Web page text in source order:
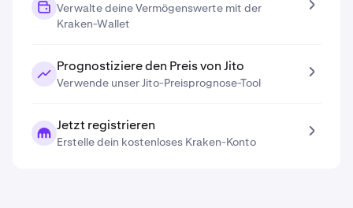
Verwalte deine Vermögenswerte mit der
Kraken-Wallet
Prognostiziere den Preis von Jito
Verwende unser Jito-Preisprognose-Tool
Jetzt registrieren
Erstelle dein kostenloses Kraken-Konto